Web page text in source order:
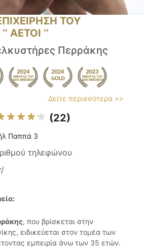
ΤΟΥ
ΑΕΤΟΙ ‘’
Περράκης
Δείτε περισσότερα >>
(22)
Παππά 3
τηλεφώνου
, που βρίσκεται στην
ειδικεύεται στον τομέα των
εμπειρία άνω των 35 ετών.